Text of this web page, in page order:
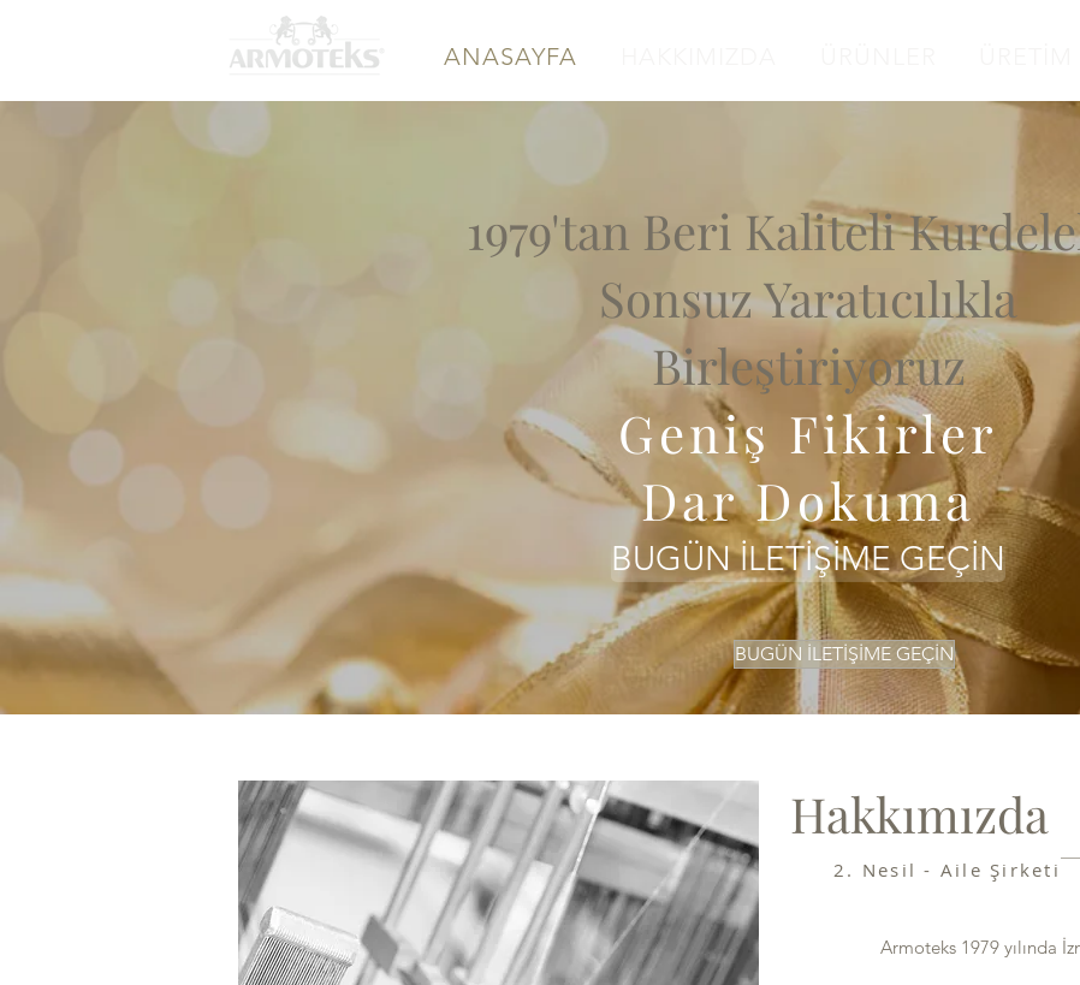
ANASAYFA
1979'tan Beri Kaliteli
Sonsuz Yaratıcılıkla
Birleştiriyoruz
Geniş Fikirler
Dar Dokuma
BUGÜN İLETİŞİME GEÇİN
BUGÜN İLETİŞİME GEÇİN
Hakkımızda
2. Nesil - Aile Şirketi
Armoteks 1979 yılında